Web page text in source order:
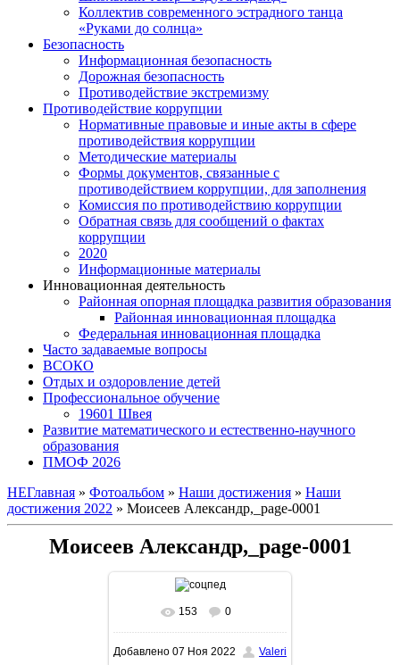
Коллектив современного эстрадного танца
«Руками до солнца»
Безопасность
Информационная безопасность
Дорожная безопасность
Противодействие экстремизму
Противодействие коррупции
Нормативные правовые и иные акты в сфере
противодействия коррупции
Методические материалы
Формы документов, связанные с
противодействием коррупции, для заполнения
Комиссия по противодействию коррупции
Обратная связь для сообщений о фактах
коррупции
2020
Информационные материалы
Инновационная деятельность
Районная опорная площадка развития образования
Районная инновационная площадка
Федеральная инновационная площадка
Часто задаваемые вопросы
ВСОКО
Отдых и оздоровление детей
Профессиональное обучение
19601 Швея
Развитие математического и естественно-научного
образования
ПМОФ 2026
НЕГлавная » Фотоальбом » Наши достижения » Наши
достижения 2022 » Моисеев Александр,_page-0001
Моисеев Александр,_page-0001
В реальном размере
1131x1600/ 285.7Kb
153 0
Добавлено 07 Ноя 2022 Valeri